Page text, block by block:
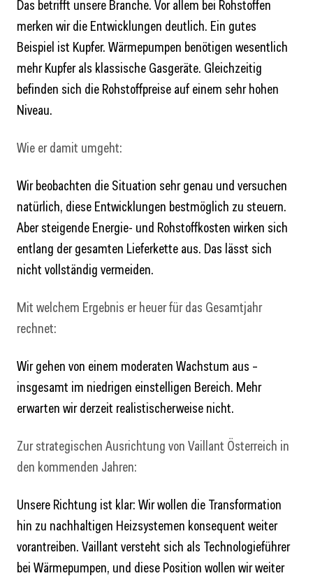
Das betrifft unsere Branche. Vor allem bei Rohstoffen
merken wir die Entwicklungen deutlich. Ein gutes
Beispiel ist Kupfer. Wärmepumpen benötigen wesentlich
mehr Kupfer als klassische Gasgeräte. Gleichzeitig
befinden sich die Rohstoffpreise auf einem sehr hohen
Niveau.
Wie er damit umgeht:
Wir beobachten die Situation sehr genau und versuchen
natürlich, diese Entwicklungen bestmöglich zu steuern.
Aber steigende Energie- und Rohstoffkosten wirken sich
entlang der gesamten Lieferkette aus. Das lässt sich
nicht vollständig vermeiden.
Mit welchem Ergebnis er heuer für das Gesamtjahr
rechnet:
Wir gehen von einem moderaten Wachstum aus –
insgesamt im niedrigen einstelligen Bereich. Mehr
erwarten wir derzeit realistischerweise nicht.
Zur strategischen Ausrichtung von Vaillant Österreich in
den kommenden Jahren:
Unsere Richtung ist klar: Wir wollen die Transformation
hin zu nachhaltigen Heizsystemen konsequent weiter
vorantreiben. Vaillant versteht sich als Technologieführer
bei Wärmepumpen, und diese Position wollen wir weiter